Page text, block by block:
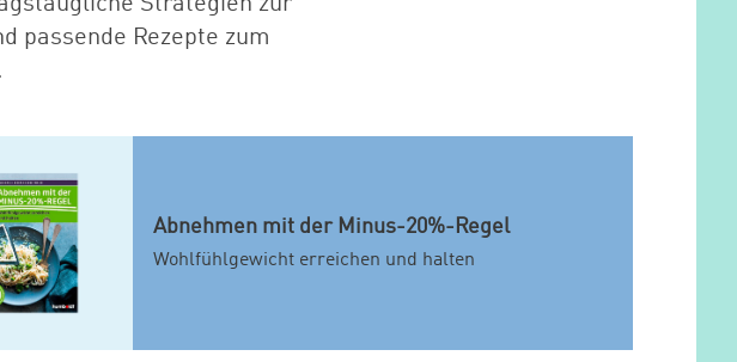
passende Rezepte zum
Abnehmen mit der Minus-20%-Regel
Wohlfühlgewicht erreichen und halten